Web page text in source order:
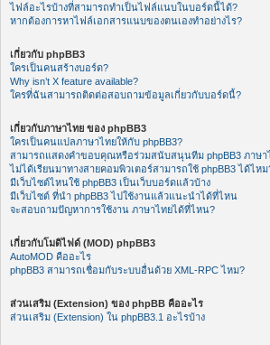
ไฟล์อะไรบ้างที่สามารถทำเป็นไฟล์แนบในบอร์ดนี้ได้?
หากต้องการหาไฟล์เอกสารแนบของตนเองทำอย่างไร?
เกี่ยวกับ phpBB3
ใครเป็นคนสร้างบอร์ด?
Why isn’t X feature available?
ใครที่ฉันสามารถติดต่อสอบถามข้อมูลเกี่ยวกับบอร์ดนี้?
เกี่ยวกับภาษาไทย ของ phpBB3
ใครเป็นคนแปลภาษาไทยให้กับ phpBB3?
สามารถแสดงคำขอบคุณหรือร่วมสนับสนุนทีม phpBB3 ภาษา
ไม่ได้เรียนมาทางสายคอมพิวเตอร์สามารถใช้ phpBB3 ได้ไหม
มีเว็บไซต์ไหนใช้ phpBB3 เป็นเว็บบอร์ดแล้วบ้าง
มีเว็บไซต์ ที่นำ phpBB3 ไปใช้งานแล้วแนะนำได้ที่ไหน
จะสอบถามปัญหาการใช้งาน ภาษาไทยได้ที่ไหน?
เกี่ยวกับโมดิไฟด์ (MOD) phpBB3
AutoMOD คืออะไร
phpBB3 สามารถเชื่อมกับระบบอื่นด้วย XML-RPC ไหม?
ส่วนเสริม (Extension) ของ phpBB คืออะไร
ส่วนเสริม (Extension) ใน phpBB3.1 อะไรบ้าง